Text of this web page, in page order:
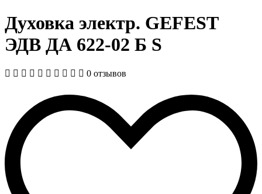
Духовка электр. GEFEST
ЭДВ ДА 622-02 Б S
0 отзывов